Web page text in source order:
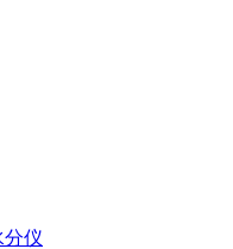
分仪